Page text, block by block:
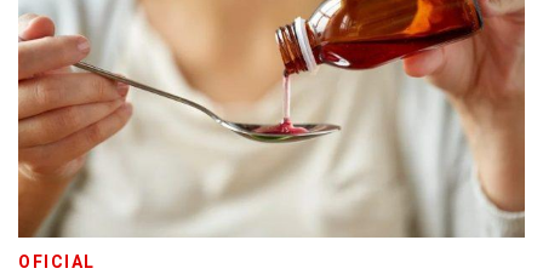
OFICIAL